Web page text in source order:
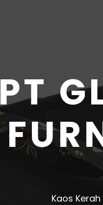
PT
Kaos